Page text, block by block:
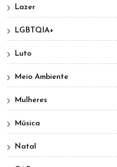
Lazer
LGBTQIA+
Luto
Meio Ambiente
Mulheres
Música
Natal